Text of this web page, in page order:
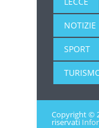
NOTIZIE
SPORT
Copyright ©
riservati